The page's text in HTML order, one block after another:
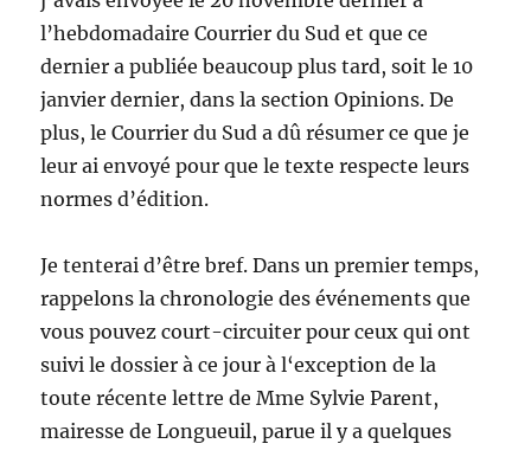
l’hebdomadaire Courrier du Sud et que ce
dernier a publiée beaucoup plus tard, soit le 10
janvier dernier, dans la section Opinions. De
plus, le Courrier du Sud a dû résumer ce que je
leur ai envoyé pour que le texte respecte leurs
normes d’édition.
Je tenterai d’être bref. Dans un premier temps,
rappelons la chronologie des événements que
vous pouvez court-circuiter pour ceux qui ont
suivi le dossier à ce jour à l‘exception de la
toute récente lettre de Mme Sylvie Parent,
mairesse de Longueuil, parue il y a quelques